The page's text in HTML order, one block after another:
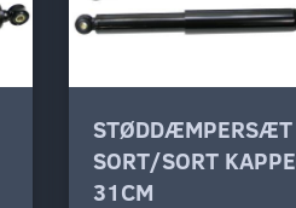
STØDDÆMPERSÆT
SORT/SORT KAPPE
31CM